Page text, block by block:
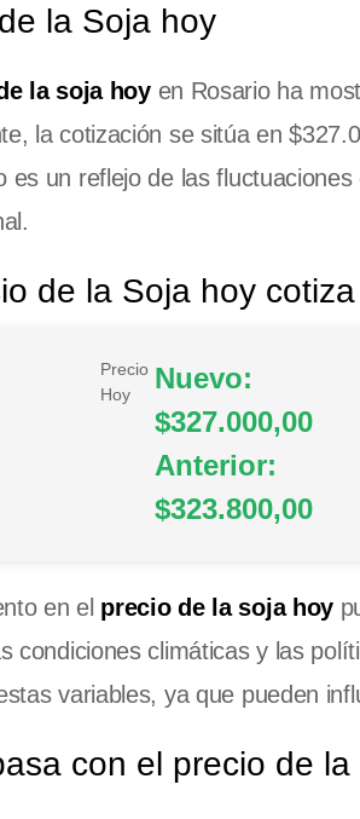
la Soja hoy
la soja hoyen Rosario ha
la cotización se sitúa en
es un reflejo de las
de la Soja hoy cotiza
Precio
Hoy
Nuevo:
$327.000,00
Anterior:
$323.800,00
en el precio de la soja hoy
condiciones climáticas y las
variables, ya que pueden
con el precio de la